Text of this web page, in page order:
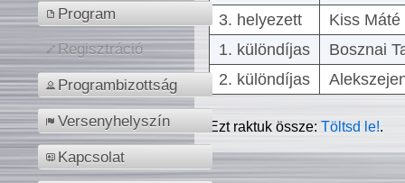
Program
Regisztráció
Programbizottság
Versenyhelyszín
Kapcsolat
3. helyezett
Kiss
1. különdíjas
Bosznai
2. különdíjas
Ezt raktuk össze:Töltsd le!.